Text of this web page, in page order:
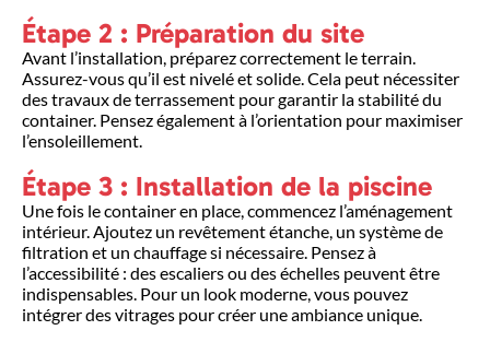
Étape 2 : Préparation du site
Avant l’installation, préparez correctement le terrain.
Assurez-vous qu’il est nivelé et solide. Cela peut nécessiter
des travaux de terrassement pour garantir la stabilité du
container. Pensez également à l’orientation pour maximiser
l’ensoleillement.
Étape 3 : Installation de la piscine
Une fois le container en place, commencez l’aménagement
intérieur. Ajoutez un revêtement étanche, un système de
filtration et un chauffage si nécessaire. Pensez à
l’accessibilité : des escaliers ou des échelles peuvent être
indispensables. Pour un look moderne, vous pouvez
intégrer des vitrages pour créer une ambiance unique.